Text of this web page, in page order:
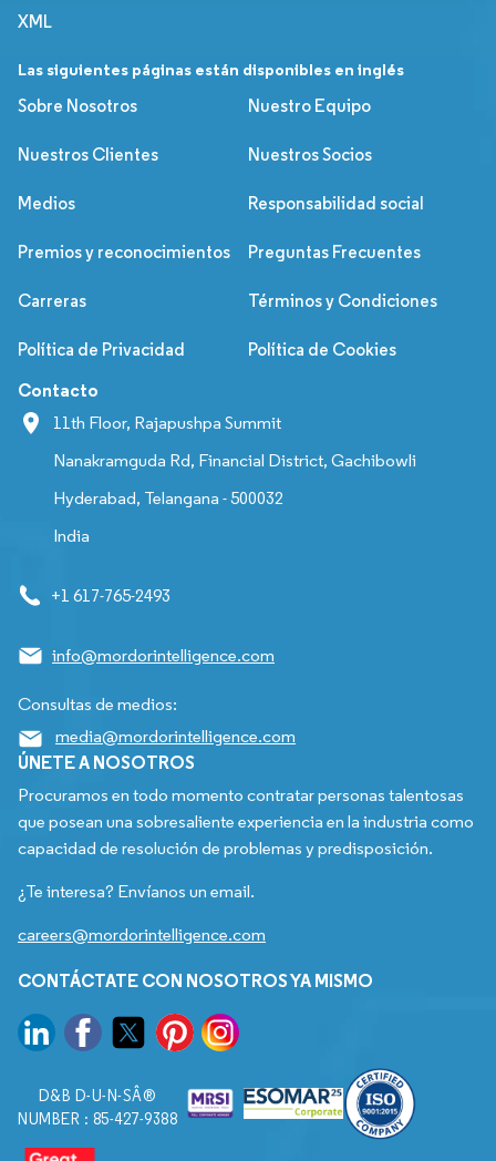
XML
Las siguientes páginas están disponibles en inglés
Sobre Nosotros
Nuestro Equipo
Nuestros Clientes Nuestros Socios
Medios Responsabilidad social
Premios y reconocimientos Preguntas Frecuentes
Carreras Términos y Condiciones
Política de Privacidad Política de Cookies
Contacto
11th Floor, Rajapushpa Summit
Nanakramguda Rd, Financial District, Gachibowli
Hyderabad, Telangana - 500032
India
+1 617-765-2493
info@mordorintelligence.com
Consultas de medios:
media@mordorintelligence.com
ÚNETE A NOSOTROS
Procuramos en todo momento contratar personas talentosas
que posean una sobresaliente experiencia en la industria como
capacidad de resolución de problemas y predisposición.
¿Te interesa? Envíanos un email.
careers@mordorintelligence.com
CONTÁCTATE CON NOSOTROS YA MISMO
D&B D-U-N-SÂ®
NUMBER : 85-427-9388